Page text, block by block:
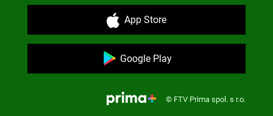
App Store
Google Play
© FTV Prima spol. s r.o.